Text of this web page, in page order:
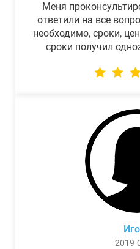
Меня
ответили на все
необходимо, сроки,
сроки получил
2019-